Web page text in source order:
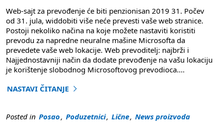
Web-sajt za prevođenje će biti penzionisan 2019 31. Počev
od 31. jula, widdobiti više neće prevesti vaše web stranice.
Postoji nekoliko načina na koje možete nastaviti koristiti
prevodu za napredne neuralne mašine Microsofta da
prevedete vaše web lokacije. Web prevoditelj: najbrži i
Najjednostavniji način da dodate prevođenje na vašu lokaciju
je korištenje slobodnog Microsoftovog prevodioca....
NASTAVI ČITANJE
"Web-sajt za prevodioca će uskoro biti penzionisan"
Posted in Posao, Poduzetnici, Lične, News proizvoda